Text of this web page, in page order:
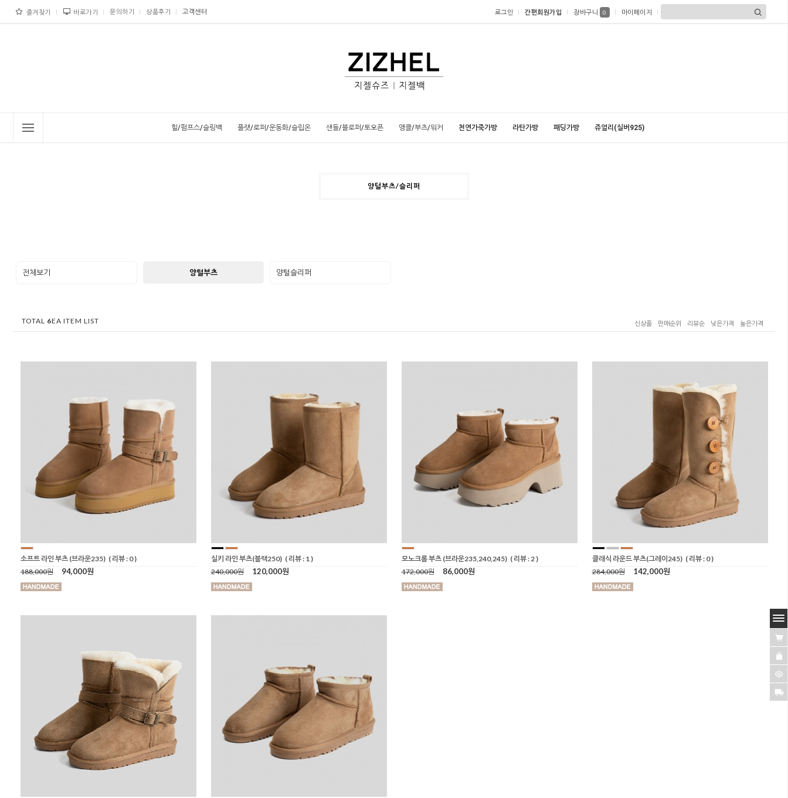
즐겨찾기 바로가기 문의하기 상품후기 고객센터 로그인 간편회원가입 장바구니 0 마이페이지
힐/펌프스/슬링백 플랫/로퍼/운동화/슬립온 샌들/블로퍼/토오픈 앵클/부츠/워커 천연가죽가방 라탄가방 패딩가방 쥬얼리(실버925)
양털부츠/슬리퍼
전체보기 양털부츠 양털슬리퍼
TOTAL 6EA ITEM LIST 신상품 판매순위 리뷰순 낮은가격 높은가격
소프트 라인 부츠 (브라운235) ( 리뷰 : 0 )
188,000원
94,000원
실키 라인 부츠(블랙250) ( 리뷰 : 1 )
240,000원
120,000원
모노크롬 부츠 (브라운235,240,245) ( 리뷰 : 2 )
172,000원
86,000원
클래식 라운드 부츠(그레이245) ( 리뷰 : 0 )
284,000원
142,000원